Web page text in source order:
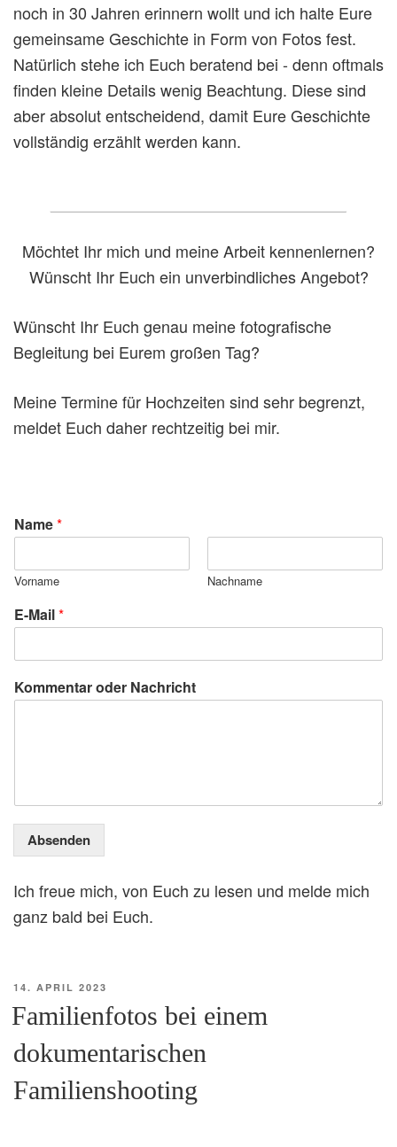
noch in 30 Jahren erinnern wollt und ich halte Eure
gemeinsame Geschichte in Form von Fotos fest.
Natürlich stehe ich Euch beratend bei - denn oftmals
finden kleine Details wenig Beachtung. Diese sind
aber absolut entscheidend, damit Eure Geschichte
vollständig erzählt werden kann.
Möchtet Ihr mich und meine Arbeit kennenlernen?
Wünscht Ihr Euch ein unverbindliches Angebot?
Wünscht Ihr Euch genau meine fotografische
Begleitung bei Eurem großen Tag?
Meine Termine für Hochzeiten sind sehr begrenzt,
meldet Euch daher rechtzeitig bei mir.
Name*
Vorname Nachname
E-Mail*
Kommentar oder Nachricht
Absenden
Ich freue mich, von Euch zu lesen und melde mich
ganz bald bei Euch.
VERÖFFENTLICHT
14. APRIL 2023
Familienfotos bei einem
dokumentarischen
Familienshooting